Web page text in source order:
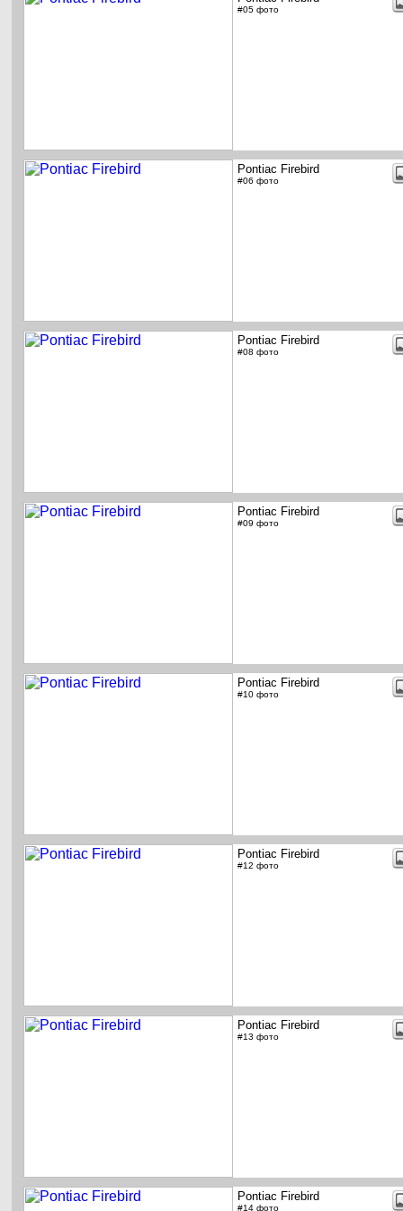
#05 фото
Pontiac Firebird
#06 фото
Pontiac Firebird
#08 фото
Pontiac Firebird
#09 фото
Pontiac Firebird
#10 фото
Pontiac Firebird
#12 фото
Pontiac Firebird
#13 фото
Pontiac Firebird
#14 фото